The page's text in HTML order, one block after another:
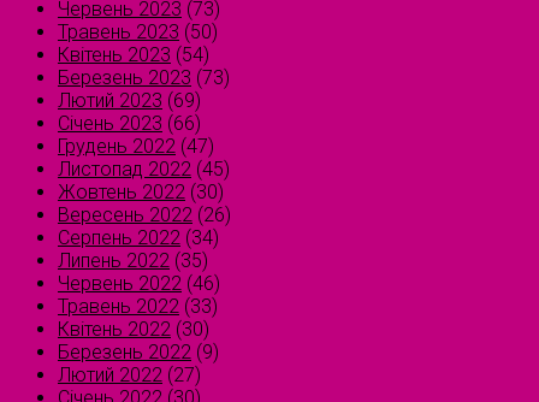
Червень 2023 (73)
Травень 2023 (50)
Квітень 2023 (54)
Березень 2023 (73)
Лютий 2023 (69)
Січень 2023 (66)
Грудень 2022 (47)
Листопад 2022 (45)
Жовтень 2022 (30)
Вересень 2022 (26)
Серпень 2022 (34)
Липень 2022 (35)
Червень 2022 (46)
Травень 2022 (33)
Квітень 2022 (30)
Березень 2022 (9)
Лютий 2022 (27)